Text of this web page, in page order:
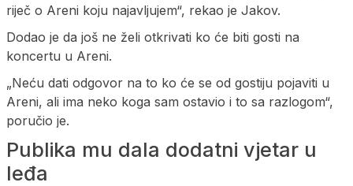
riječ o Areni koju najavljujem“, rekao je Jakov.
Dodao je da još ne želi otkrivati ko će biti gosti na
koncertu u Areni.
„Neću dati odgovor na to ko će se od gostiju pojaviti u
Areni, ali ima neko koga sam ostavio i to sa razlogom“,
poručio je.
Publika mu dala dodatni vjetar u
leđa